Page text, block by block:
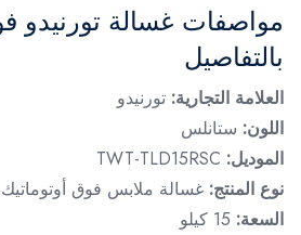
مواصفات غسالة تورنيدو
بالتفاصيل
العلامة التجارية: تورنيدو
اللون: ستانلس
الموديل: TWT-TLD15RSC
نوع المنتج: غسالة ملابس فوق أوتوماتيك
السعة: